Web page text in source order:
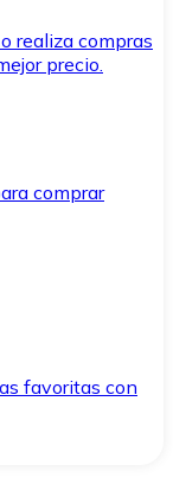
realiza compras
precio.
comprar
favoritas con